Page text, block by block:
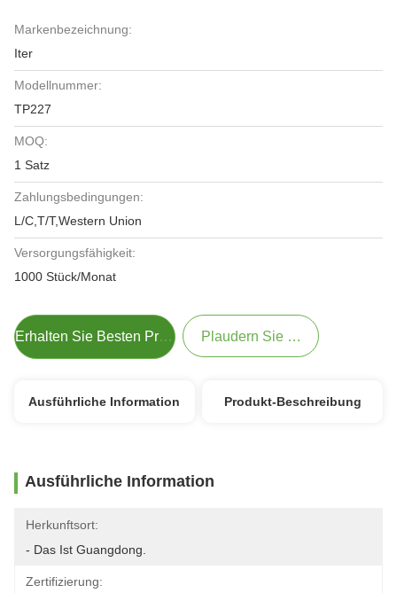
Markenbezeichnung:
Iter
Modellnummer:
TP227
MOQ:
1 Satz
Zahlungsbedingungen:
L/C,T/T,Western Union
Versorgungsfähigkeit:
1000 Stück/Monat
Erhalten Sie Besten Preis Plaudern Sie Jetzt
Ausführliche Information Produkt-Beschreibung
Ausführliche Information
Herkunftsort:
- Das Ist Guangdong.
Zertifizierung: